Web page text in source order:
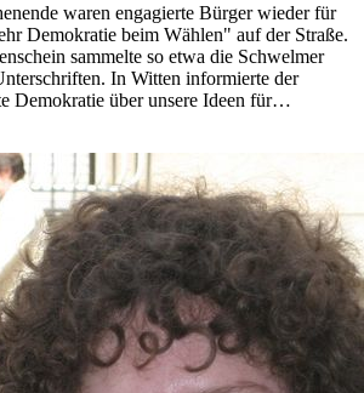
waren engagierte Bürger wieder für
Demokratie beim Wählen" auf der Straße.
sammelte so etwa die Schwelmer
In Witten informierte der
Demokratie über unsere Ideen für…